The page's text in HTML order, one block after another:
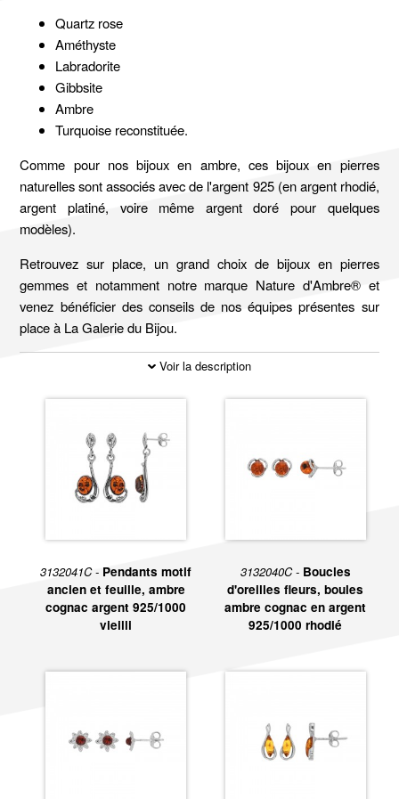
Quartz rose
Améthyste
Labradorite
Gibbsite
Ambre
Turquoise reconstituée.
Comme pour nos bijoux en ambre, ces bijoux en pierres
naturelles sont associés avec de l'argent 925 (en argent rhodié,
argent platiné, voire même argent doré pour quelques
modèles).
Retrouvez sur place, un grand choix de bijoux en pierres
gemmes et notamment notre marque Nature d'Ambre® et
venez bénéficier des conseils de nos équipes présentes sur
place à La Galerie du Bijou.
Voir la description
3132041C - Pendants motif
ancien et feuille, ambre
cognac argent 925/1000
vieilli
3132040C - Boucles
d'oreilles fleurs, boules
ambre cognac en argent
925/1000 rhodié